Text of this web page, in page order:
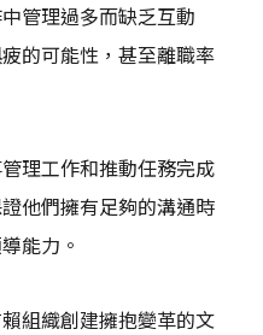
管理過多而缺乏互動
的可能性，甚至離職率
理工作和推動任務完成
他們擁有足夠的溝通時
能力。
組織創建擁抱變革的文